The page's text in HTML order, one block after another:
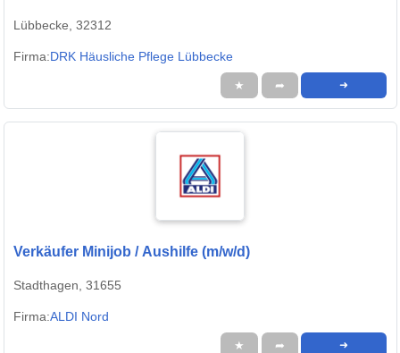
Lübbecke, 32312
Firma:DRK Häusliche Pflege Lübbecke
★ ➦ ➜
Verkäufer Minijob / Aushilfe (m/w/d)
Stadthagen, 31655
Firma:ALDI Nord
★ ➦ ➜